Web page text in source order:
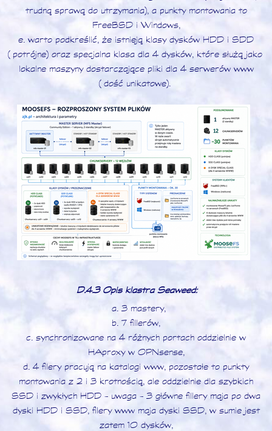
trudną sprawą do utrzymania), a punkty montowania to
FreeBSD i Windows,
e. warto podkreślić, że istnieją klasy dysków HDD i SDD
(potrójne) oraz specjalna klasa dla 4 dysków, które służą jako
lokalne maszyny dostarczające pliki dla 4 serwerów www
(dość unikatowe).
D.4.3 Opis klastra Seaweed:
a. 3 mastery,
b. 7 fillerów,
c. synchronizowane na 4 różnych portach oddzielnie w
HAproxy w OPNsense,
d. 4 filery pracują na katalogi www, pozostałe to punkty
montowania z 2 i 3 krotnością, ale oddzielnie dla szybkich
SSD i zwykłych HDD - uwaga - 3 główne fillery maja po dwa
dyski HDD i SSD, filery www maja dyski SSD, w sumie jest
zatem 10 dysków,